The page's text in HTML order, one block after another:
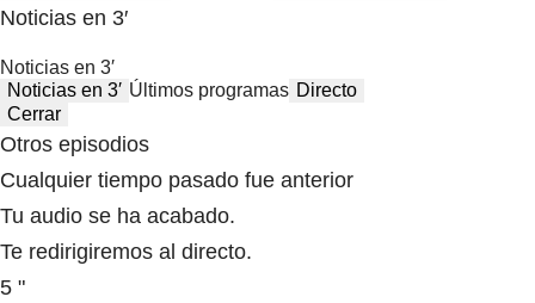
Noticias en 3′
Noticias en 3′
Noticias en 3′ Últimos programas Directo
Cerrar
Otros episodios
Cualquier tiempo pasado fue anterior
Tu audio se ha acabado.
Te redirigiremos al directo.
5 "